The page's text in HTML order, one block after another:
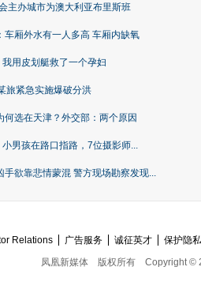
主办城市为澳大利亚布里斯班
车厢外水有一人多高 车厢内缺氧
用皮划艇救了一个孕妇
旅紧急实施爆破分洪
何选在天津？外交部：两个原因
男孩在路口指路，7位摄影师...
手欲靠悲情蒙混 警方现场勘察发现...
Relations 广告服务 诚征英才
保护隐
凤凰新媒体
版权所有 Copyright ©